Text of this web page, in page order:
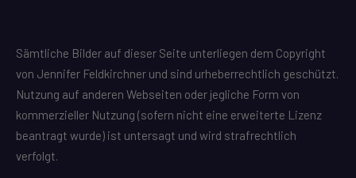
Sämtliche Bilder auf dieser Seite unterliegen dem Copyright
von Jennifer Feldkirchner und sind urheberrechtlich geschützt.
Nutzung auf anderen Webseiten oder jegliche Form von
kommerzieller Nutzung (sofern nicht eine erweiterte Lizenz
beantragt wurde) ist untersagt und wird strafrechtlich
verfolgt.